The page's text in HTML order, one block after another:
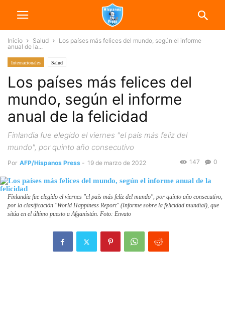
Inicio Salud
Los países más felices del mundo, según el informe
anual de la...
Internacionales Salud
Los países más felices del
mundo, según el informe
anual de la felicidad
Finlandia fue elegido el viernes "el país más feliz del
mundo", por quinto año consecutivo
Por AFP/Hispanos Press - 19 de marzo de 2022 0
147
Finlandia fue elegido el viernes "el país más feliz del mundo", por quinto año consecutivo,
por la clasificación "World Happiness Report" (Informe sobre la felicidad mundial), que
sitúa en el último puesto a Afganistán. Foto: Envato